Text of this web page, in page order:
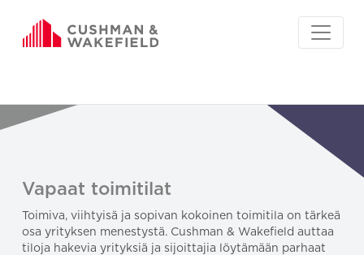
Vapaat toimitilat
Toimiva, viihtyisä ja sopivan kokoinen toimitila on tärkeä
osa yrityksen menestystä. Cushman & Wakefield auttaa
tiloja hakevia yrityksiä ja sijoittajia löytämään parhaat